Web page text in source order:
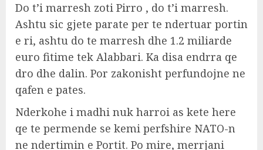
Do t’i marresh zoti Pirro , do t’i marresh.
Ashtu sic gjete parate per te ndertuar portin
e ri, ashtu do te marresh dhe 1.2 miliarde
euro fitime tek Alabbari. Ka disa endrra qe
dro dhe dalin. Por zakonisht perfundojne ne
qafen e pates.
Nderkohe i madhi nuk harroi as kete here
qe te permende se kemi perfshire NATO-n
ne ndertimin e Portit. Po mire, merrjani